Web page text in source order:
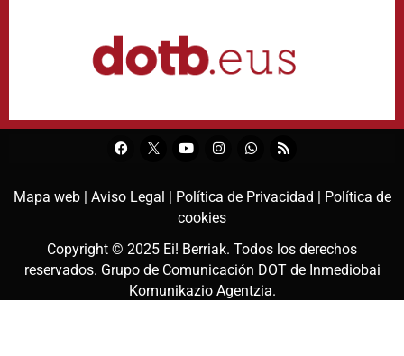
Mapa web | Aviso Legal | Política de Privacidad | Política de
cookies
Copyright © 2025 Ei! Berriak. Todos los derechos
reservados. Grupo de Comunicación DOT de Inmediobai
Komunikazio Agentzia.